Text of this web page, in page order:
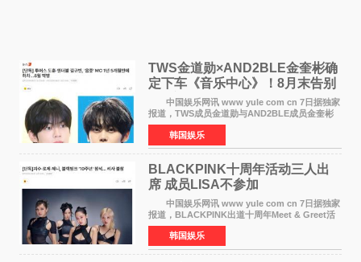
TWS金道勋×AND2BLE金奎彬确
定下车《音乐中心》！8月末告别
MC席位
中国娱乐网讯 www yule com cn 7日据独家
报道，TWS成员金道勋与AND2BLE成员金奎彬
将于8月离开《音乐中心》MC的位置。 金道
勋与金奎彬于去年3月与H2H A-NA一起被选为
《音乐中心》MC，约1
韩国娱乐
BLACKPINK十周年活动三人出
席 成员LISA不参加
中国娱乐网讯 www yule com cn 7日据独家
报道，BLACKPINK出道十周年Meet & Greet活
动将由智秀、ROS&Eacute;、JENNIE出席，
LISA将缺席。 此前BLACKPINK所属社YG并
未为组合出道十周年做
韩国娱乐